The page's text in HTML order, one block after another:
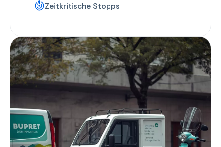
Zeitkritische Stopps